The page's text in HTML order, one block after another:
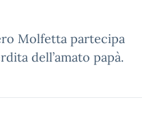
Molfetta partecipa
dell’amato papà.